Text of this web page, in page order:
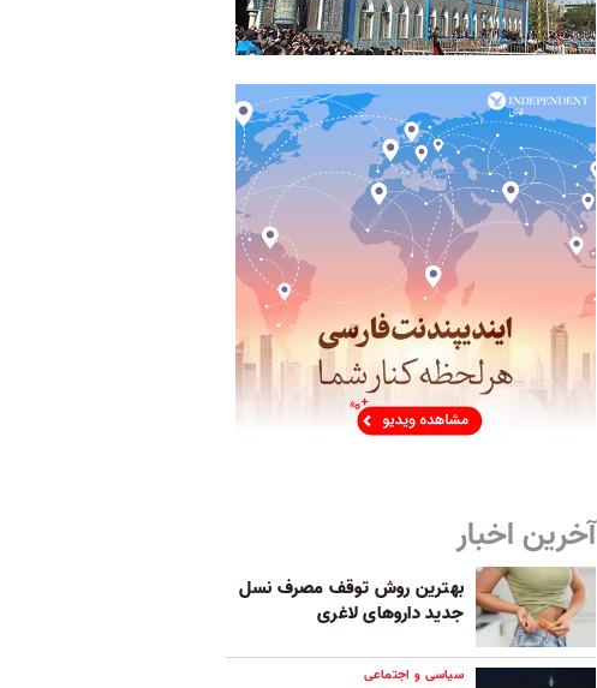
آخرین اخبار
بهترین روش توقف مصرف نسل
جدید داروهای لاغری
سیاسی و اجتماعی